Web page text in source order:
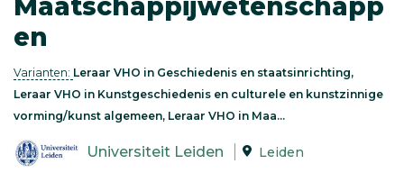
Maatschappijwetenschapp
en
Varianten: Leraar VHO in Geschiedenis en staatsinrichting,
Leraar VHO in Kunstgeschiedenis en culturele en kunstzinnige
vorming/kunst algemeen, Leraar VHO in Maa...
Universiteit Leiden Leiden